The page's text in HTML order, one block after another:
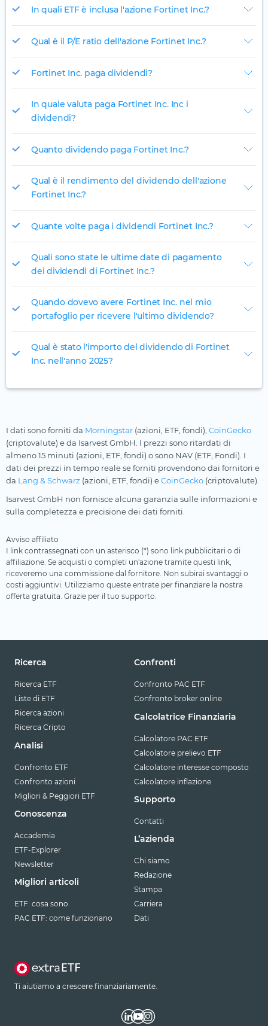
In quali ETF è inclusa l'azione Fortinet Inc.?
Qual è il P/E ratio dell'azione Fortinet Inc.?
Fortinet Inc. paga dividendi?
In quale valuta paga Fortinet Inc. Inc i
dividendi?
Quanto dividendo paga Fortinet Inc.?
Qual è il rendimento del dividendo dell'azione
Fortinet Inc.?
Quante volte paga i dividendi Fortinet Inc.?
Quali sono state le ultime date di pagamento
dei dividendi di Fortinet Inc.?
Quando dovevo avere Fortinet Inc. nel mio
portafoglio per ricevere l'ultimo dividendo?
Qual è stato l'importo del dividendo di Fortinet
Inc. nell'anno 2025?
I dati sono forniti da Morningstar (azioni, ETF, fondi), CoinGecko
(criptovalute) e da Isarvest GmbH. I prezzi sono ritardati di
almeno 15 minuti (azioni, ETF, fondi) o sono NAV (ETF, Fondi). I
dati dei prezzi in tempo reale se forniti provendono dai fornitori e
da Lang & Schwarz (azioni, ETF, fondi) eCoinGecko (criptovalute).
Isarvest GmbH non fornisce alcuna garanzia sulle informazioni e
sulla completezza e precisione dei dati forniti.
Avviso affiliato
I link contrassegnati con un asterisco (*) sono link pubblicitari o di
affiliazione. Se acquisti o completi un'azione tramite questi link,
riceveremo una commissione dal fornitore. Non subirai svantaggi o
costi aggiuntivi. Utilizziamo queste entrate per finanziare la nostra
offerta gratuita. Grazie per il tuo supporto.
Ricerca
Ricerca ETF
Liste di ETF
Ricerca azioni
Ricerca Cripto
Analisi
Confronto ETF
Confronto azioni
Migliori & Peggiori ETF
Conoscenza
Accademia
ETF-Explorer
Newsletter
Migliori articoli
ETF: cosa sono
PAC ETF: come funzionano
Confronti
Confronto PAC ETF
Confronto broker online
Calcolatrice Finanziaria
Calcolatore PAC ETF
Calcolatore prelievo ETF
Calcolatore interesse composto
Calcolatore inflazione
Supporto
Contatti
L’azienda
Chi siamo
Redazione
Stampa
Carriera
Dati
Ti aiutiamo a crescere finanziariamente.